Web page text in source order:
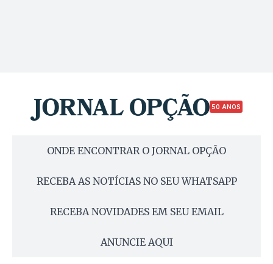
50 ANOS
ONDE ENCONTRAR O JORNAL OPÇÃO
RECEBA AS NOTÍCIAS NO SEU WHATSAPP
RECEBA NOVIDADES EM SEU EMAIL
ANUNCIE AQUI